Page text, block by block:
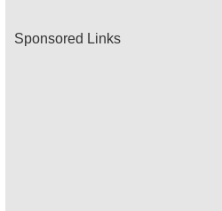
Sponsored Links